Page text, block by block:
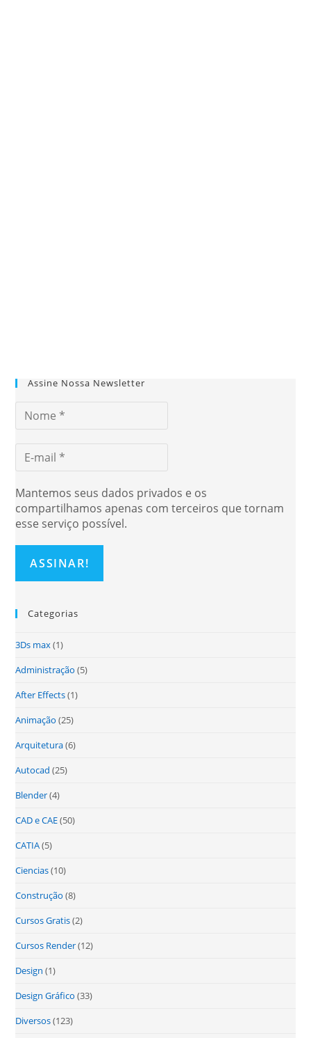
Assine Nossa Newsletter
Mantemos seus dados privados e os
compartilhamos apenas com terceiros que tornam
esse serviço possível.
Categorias
3Ds max(1)
Administração (5)
After Effects(1)
Animação (25)
Arquitetura(6)
Autocad (25)
Blender(4)
CAD e CAE(50)
CATIA(5)
Ciencias(10)
Construção (8)
Cursos Gratis(2)
Cursos Render(12)
Design (1)
Design Gráfico (33)
Diversos(123)